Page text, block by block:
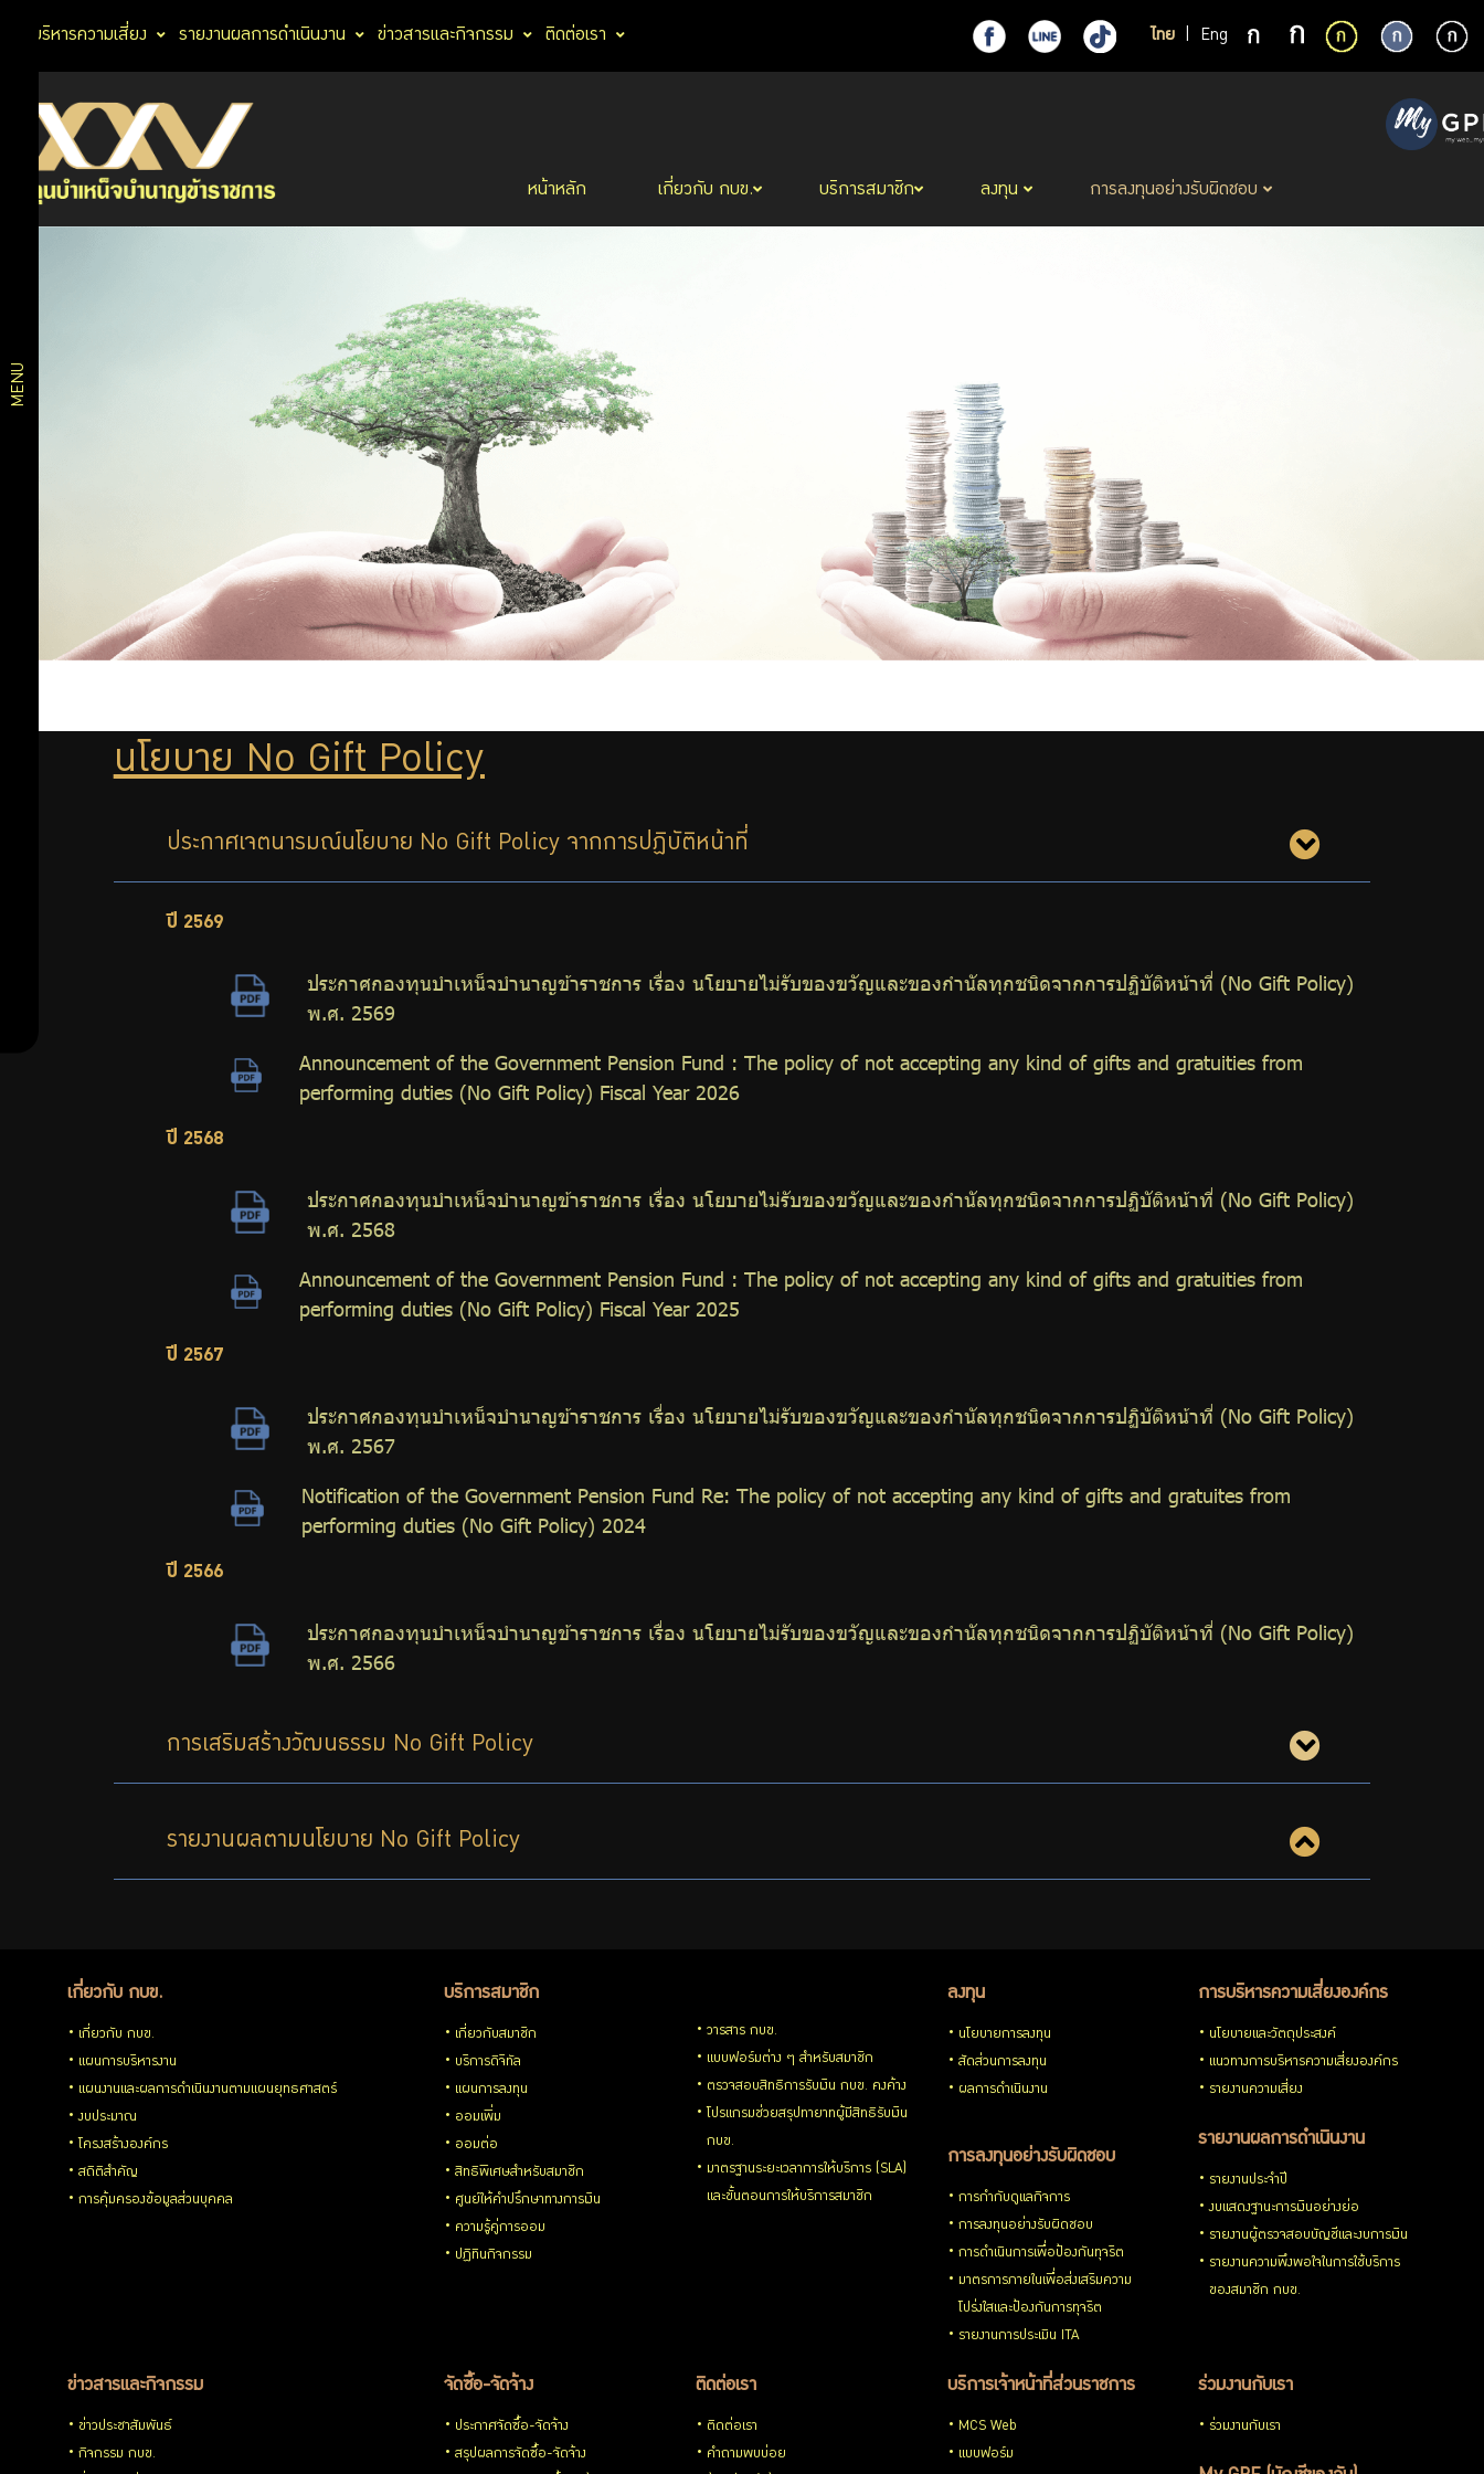
ไทย Eng
การบริหารความเสี่ยง รายงานผลการดำเนินงาน ข่าวสารและกิจกรรม ติดต่อเรา
หน้าหลัก เกี่ยวกับ กบข. บริการสมาชิก ลงทุน การลงทุนอย่างรับผิดชอบ
MENU
การ
กำกับ
ผิด
ดำเนิน
ทุจริต
No Gift
Policy
นโยบาย
เพื่อ
ป้องกัน
ป้องกัน
นโยบาย No Gift Policy
ประกาศเจตนารมณ์นโยบาย No Gift Policy จากการปฏิบัติหน้าที่
ปี 2569
ประกาศกองทุนบำเหน็จบำนาญข้าราชการ เรื่อง นโยบายไม่รับของขวัญและของกำนัลทุกชนิดจากการปฏิบัติหน้าที่ (No Gift Policy)
พ.ศ. 2569
Announcement of the Government Pension Fund : The policy of not accepting any kind of gifts and gratuities from
performing duties (No Gift Policy) Fiscal Year 2026
ปี 2568
ประกาศกองทุนบำเหน็จบำนาญข้าราชการ เรื่อง นโยบายไม่รับของขวัญและของกำนัลทุกชนิดจากการปฏิบัติหน้าที่ (No Gift Policy)
พ.ศ. 2568
Announcement of the Government Pension Fund : The policy of not accepting any kind of gifts and gratuities from
performing duties (No Gift Policy) Fiscal Year 2025
ปี 2567
ประกาศกองทุนบำเหน็จบำนาญข้าราชการ เรื่อง นโยบายไม่รับของขวัญและของกำนัลทุกชนิดจากการปฏิบัติหน้าที่ (No Gift Policy)
พ.ศ. 2567
Notification of the Government Pension Fund Re: The policy of not accepting any kind of gifts and gratuites from
performing duties (No Gift Policy) 2024
ปี 2566
ประกาศกองทุนบำเหน็จบำนาญข้าราชการ เรื่อง นโยบายไม่รับของขวัญและของกำนัลทุกชนิดจากการปฏิบัติหน้าที่ (No Gift Policy)
พ.ศ. 2566
การเสริมสร้างวัฒนธรรม No Gift Policy
รายงานผลตามนโยบาย No Gift Policy
เกี่ยวกับ กบข.
เกี่ยวกับ กบข.
แผนการบริหารงาน
แผนงานและผลการดำเนินงานตามแผนยุทธศาสตร์
งบประมาณ
โครงสร้างองค์กร
สถิติสำคัญ
การคุ้มครองข้อมูลส่วนบุคคล
บริการสมาชิก
เกี่ยวกับสมาชิก
บริการดิจิทัล
แผนการลงทุน
ออมเพิ่ม
ออมต่อ
สิทธิพิเศษสำหรับสมาชิก
ศูนย์ให้คำปรึกษาทางการเงิน
ความรู้คู่การออม
ปฏิทินกิจกรรม
วารสาร กบข.
แบบฟอร์มต่าง ๆ สำหรับสมาชิก
ตรวจสอบสิทธิการรับเงิน กบข. คงค้าง
โปรแกรมช่วยสรุปทายาทผู้มีสิทธิรับเงิน
กบข.
มาตรฐานระยะเวลาการให้บริการ (SLA)
และขั้นตอนการให้บริการสมาชิก
ลงทุน
นโยบายการลงทุน
สัดส่วนการลงทุน
ผลการดำเนินงาน
การลงทุนอย่างรับผิดชอบ
การกำกับดูแลกิจการ
การลงทุนอย่างรับผิดชอบ
การดำเนินการเพื่อป้องกันทุจริต
มาตรการภายในเพื่อส่งเสริมความ
โปร่งใสและป้องกันการทุจริต
รายงานการประเมิน ITA
การบริหารความเสี่ยงองค์กร
นโยบายและวัตถุประสงค์
แนวทางการบริหารความเสี่ยงองค์กร
รายงานความเสี่ยง
รายงานผลการดำเนินงาน
รายงานประจำปี
งบแสดงฐานะการเงินอย่างย่อ
รายงานผู้ตรวจสอบบัญชีและงบการเงิน
รายงานความพึงพอใจในการใช้บริการ
ของสมาชิก กบข.
ข่าวสารและกิจกรรม
ข่าวประชาสัมพันธ์
กิจกรรม กบข.
จัดซื้อ-จัดจ้าง
ประกาศจัดซื้อ-จัดจ้าง
สรุปผลการจัดซื้อ-จัดจ้าง
ติดต่อเรา
ติดต่อเรา
คำถามพบบ่อย
บริการเจ้าหน้าที่ส่วนราชการ
MCS Web
แบบฟอร์ม
ร่วมงานกับเรา
ร่วมงานกับเรา